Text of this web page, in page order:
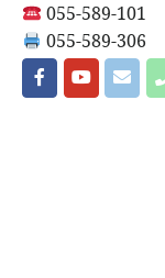
055-589-101
055-589-306